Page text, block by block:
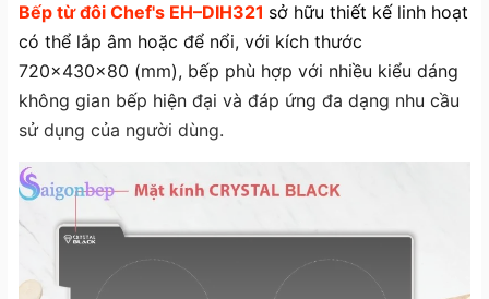
Bếp từ đôi Chef's EH–DIH321 sở hữu thiết kế linh hoạt
có thể lắp âm hoặc để nổi, với kích thước
720x430x80 (mm), bếp phù hợp với nhiều kiểu dáng
không gian bếp hiện đại và đáp ứng đa dạng nhu cầu
sử dụng của người dùng.